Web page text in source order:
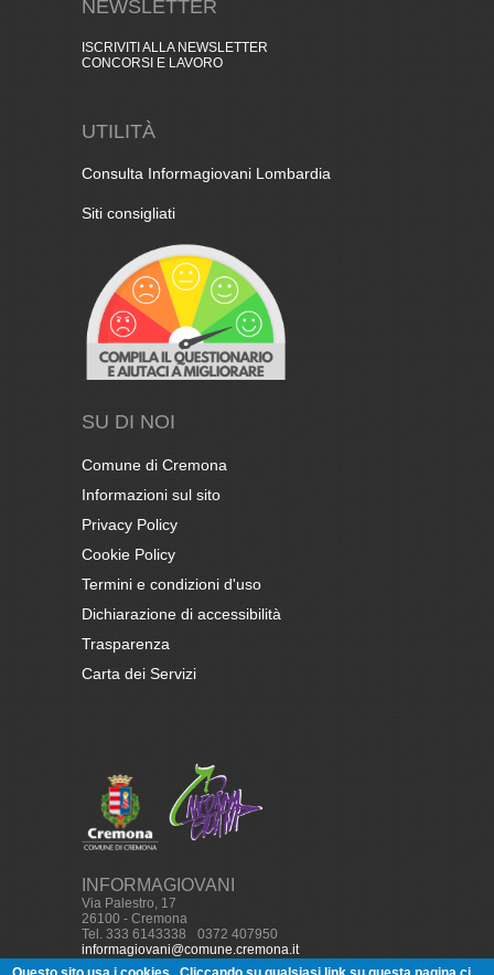
NEWSLETTER
ISCRIVITI ALLA NEWSLETTER
CONCORSI E LAVORO
UTILITÀ
Consulta Informagiovani Lombardia
Siti consigliati
SU DI NOI
Comune di Cremona
Informazioni sul sito
Privacy Policy
Cookie Policy
Termini e condizioni d'uso
Dichiarazione di accessibilità
Trasparenza
Carta dei Servizi
INFORMAGIOVANI
Via Palestro, 17
26100 - Cremona
Tel. 333 6143338
0372 407950
informagiovani@comune.cremona.it